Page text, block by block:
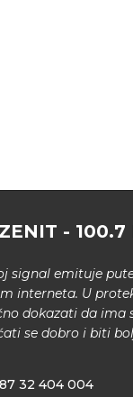
- 100.7
signal emituje
interneta. U
dokazati da ima
se dobro i biti
32 404 004